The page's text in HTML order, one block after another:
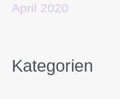
April 2020
Kategorien